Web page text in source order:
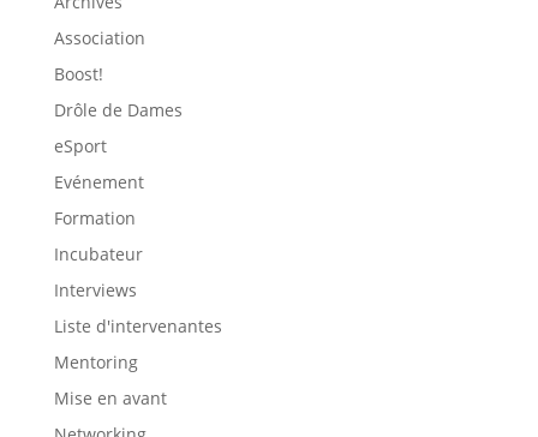
Association
Boost!
Drôle de Dames
eSport
Evénement
Formation
Incubateur
Interviews
Liste d'intervenantes
Mentoring
Mise en avant